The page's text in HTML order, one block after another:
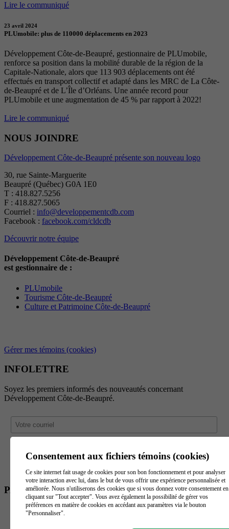
Lire le communiqué
23 avril 2024
PLUmobile: plus de 110000 déplacements en 2023
Développement Côte-de-Beaupré, gestionnaire de PLUmobile,
renforce sa position dans la mobilité durable de la région de la
Capitale-Nationale, alors que 113 903 déplacements ont été
effectués en transport collectif et adapté dans les MRC de La Côte-
de-Beaupré et de L’Île d’Orléans. Une année record pour
PLUmobile et une augmentation de 45 % par rapport à 2022!
Lire le communiqué
NOUS JOINDRE
Développement Côte-de-Beaupré présente son nouveau logo
30, rue Sainte-Marguerite
Beaupré (Québec) G0A 1E0
T : 418.827.5256
F : 418.827.5065
Courriel : info@developpementcdb.com
Facebook : facebook.com/cldcdb
Découvrir notre équipe
Développement Côte-de-Beaupré
est gestionnaire de :
PLUmobile
Tourisme Côte-de-Beaupré
Culture et Patrimoine Côte-de-Beaupré
Gérer mes témoins (cookies)
INFOLETTRE
Soyez les premiers informés des nouveautés concernant
Développement Côte-de-Beaupré.
PARTENAIRES
Consentement aux fichiers témoins (cookies)
Ce site internet fait usage de cookies pour son bon fonctionnement et pour analyser
votre interaction avec lui, dans le but de vous offrir une expérience personnalisée et
améliorée. Nous n'utiliserons des cookies que si vous donnez votre consentement en
cliquant sur "Tout accepter". Vous avez également la possibilité de gérer vos
préférences en matière de cookies en accédant aux paramètres via le bouton
"Personnaliser".